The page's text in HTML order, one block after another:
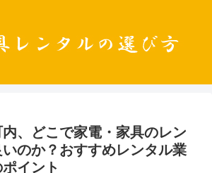
、どこで家電・家具のレン
のか？おすすめレンタル業
イント